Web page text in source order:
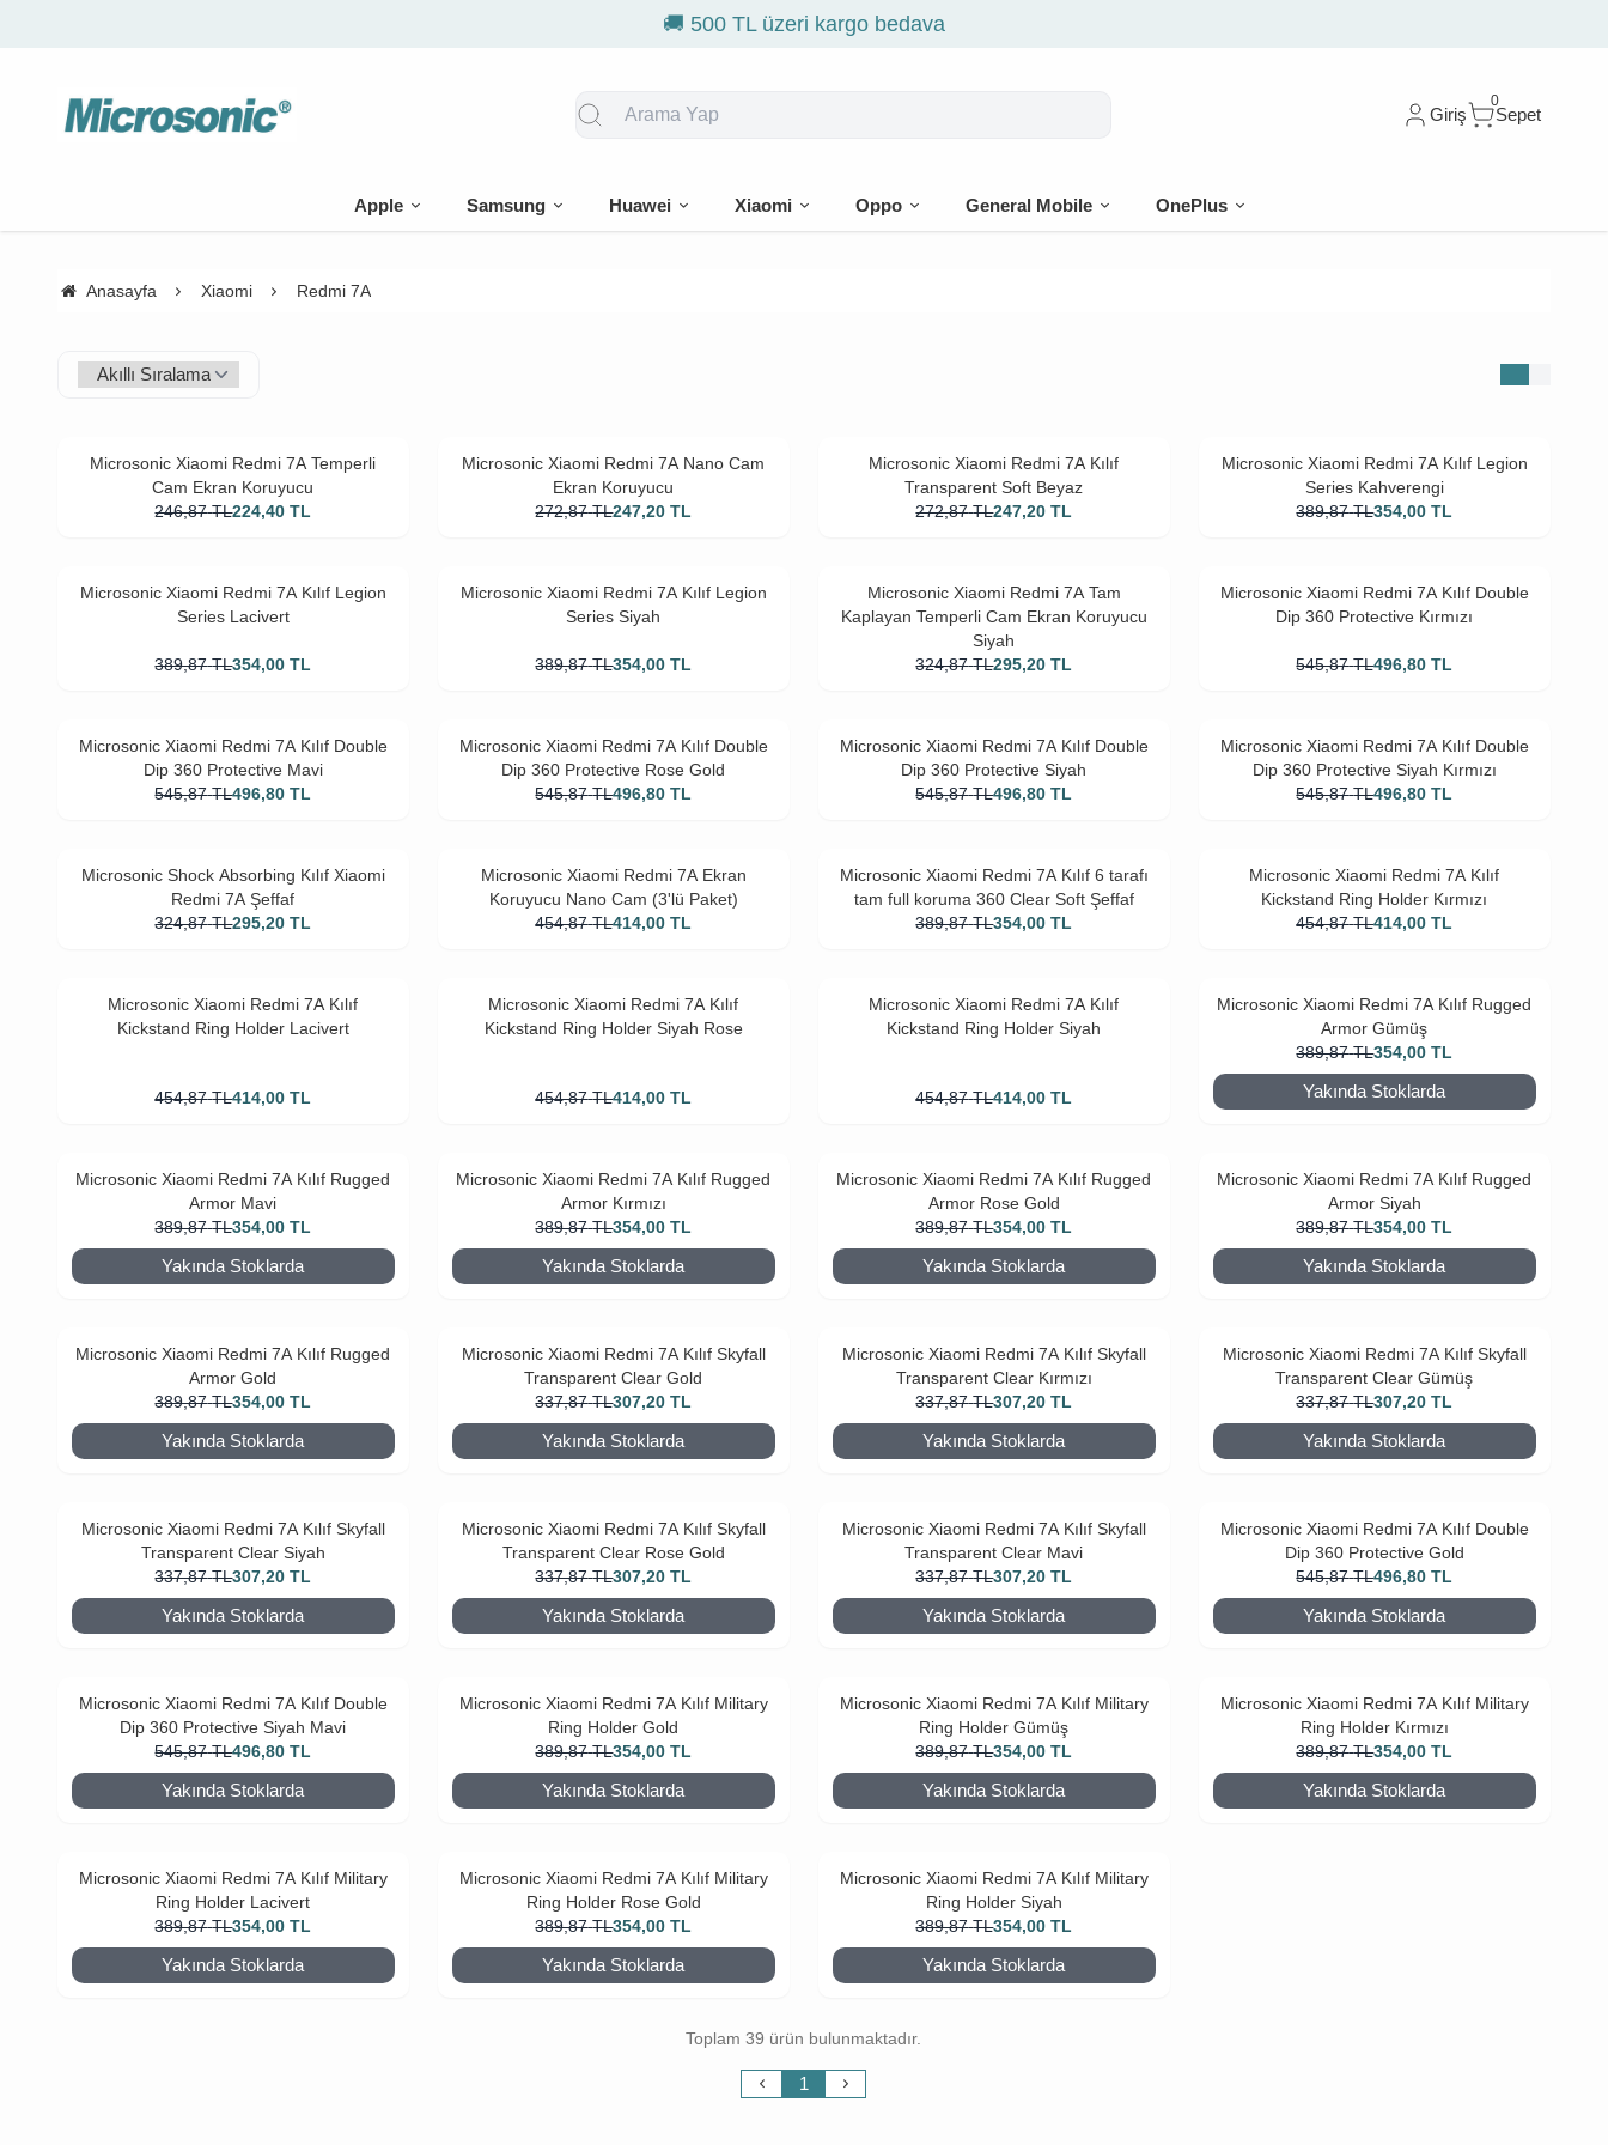
Giriş
0
Sepet
Apple Samsung Huawei Xiaomi Oppo General Mobile OnePlus
Anasayfa Xiaomi Redmi 7A
Microsonic Xiaomi Redmi 7A Temperli
Cam Ekran Koruyucu
246,87 TL224,40 TL
Microsonic Xiaomi Redmi 7A Nano Cam
Ekran Koruyucu
272,87 TL247,20 TL
Microsonic Xiaomi Redmi 7A Kılıf
Transparent Soft Beyaz
272,87 TL247,20 TL
Microsonic Xiaomi Redmi 7A Kılıf Legion
Series Kahverengi
389,87 TL354,00 TL
Microsonic Xiaomi Redmi 7A Kılıf Legion
Series Lacivert
389,87 TL354,00 TL
Microsonic Xiaomi Redmi 7A Kılıf Legion
Series Siyah
389,87 TL354,00 TL
Microsonic Xiaomi Redmi 7A Tam
Kaplayan Temperli Cam Ekran Koruyucu
Siyah
324,87 TL295,20 TL
Microsonic Xiaomi Redmi 7A Kılıf Double
Dip 360 Protective Kırmızı
545,87 TL496,80 TL
Microsonic Xiaomi Redmi 7A Kılıf Double
Dip 360 Protective Mavi
545,87 TL496,80 TL
Microsonic Xiaomi Redmi 7A Kılıf Double
Dip 360 Protective Rose Gold
545,87 TL496,80 TL
Microsonic Xiaomi Redmi 7A Kılıf Double
Dip 360 Protective Siyah
545,87 TL496,80 TL
Microsonic Xiaomi Redmi 7A Kılıf Double
Dip 360 Protective Siyah Kırmızı
545,87 TL496,80 TL
Microsonic Shock Absorbing Kılıf Xiaomi
Redmi 7A Şeffaf
324,87 TL295,20 TL
Microsonic Xiaomi Redmi 7A Ekran
Koruyucu Nano Cam (3'lü Paket)
454,87 TL414,00 TL
Microsonic Xiaomi Redmi 7A Kılıf 6 tarafı
tam full koruma 360 Clear Soft Şeffaf
389,87 TL354,00 TL
Microsonic Xiaomi Redmi 7A Kılıf
Kickstand Ring Holder Kırmızı
454,87 TL414,00 TL
Microsonic Xiaomi Redmi 7A Kılıf
Kickstand Ring Holder Lacivert
454,87 TL414,00 TL
Microsonic Xiaomi Redmi 7A Kılıf
Kickstand Ring Holder Siyah Rose
454,87 TL414,00 TL
Microsonic Xiaomi Redmi 7A Kılıf
Kickstand Ring Holder Siyah
454,87 TL414,00 TL
Microsonic Xiaomi Redmi 7A Kılıf Rugged
Armor Gümüş
389,87 TL354,00 TL
Yakında Stoklarda
Microsonic Xiaomi Redmi 7A Kılıf Rugged
Armor Mavi
389,87 TL354,00 TL
Yakında Stoklarda
Microsonic Xiaomi Redmi 7A Kılıf Rugged
Armor Kırmızı
389,87 TL354,00 TL
Yakında Stoklarda
Microsonic Xiaomi Redmi 7A Kılıf Rugged
Armor Rose Gold
389,87 TL354,00 TL
Yakında Stoklarda
Microsonic Xiaomi Redmi 7A Kılıf Rugged
Armor Siyah
389,87 TL354,00 TL
Yakında Stoklarda
Microsonic Xiaomi Redmi 7A Kılıf Rugged
Armor Gold
389,87 TL354,00 TL
Yakında Stoklarda
Microsonic Xiaomi Redmi 7A Kılıf Skyfall
Transparent Clear Gold
337,87 TL307,20 TL
Yakında Stoklarda
Microsonic Xiaomi Redmi 7A Kılıf Skyfall
Transparent Clear Kırmızı
337,87 TL307,20 TL
Yakında Stoklarda
Microsonic Xiaomi Redmi 7A Kılıf Skyfall
Transparent Clear Gümüş
337,87 TL307,20 TL
Yakında Stoklarda
Microsonic Xiaomi Redmi 7A Kılıf Skyfall
Transparent Clear Siyah
337,87 TL307,20 TL
Yakında Stoklarda
Microsonic Xiaomi Redmi 7A Kılıf Skyfall
Transparent Clear Rose Gold
337,87 TL307,20 TL
Yakında Stoklarda
Microsonic Xiaomi Redmi 7A Kılıf Skyfall
Transparent Clear Mavi
337,87 TL307,20 TL
Yakında Stoklarda
Microsonic Xiaomi Redmi 7A Kılıf Double
Dip 360 Protective Gold
545,87 TL496,80 TL
Yakında Stoklarda
Microsonic Xiaomi Redmi 7A Kılıf Double
Dip 360 Protective Siyah Mavi
545,87 TL496,80 TL
Yakında Stoklarda
Microsonic Xiaomi Redmi 7A Kılıf Military
Ring Holder Gold
389,87 TL354,00 TL
Yakında Stoklarda
Microsonic Xiaomi Redmi 7A Kılıf Military
Ring Holder Gümüş
389,87 TL354,00 TL
Yakında Stoklarda
Microsonic Xiaomi Redmi 7A Kılıf Military
Ring Holder Kırmızı
389,87 TL354,00 TL
Yakında Stoklarda
Microsonic Xiaomi Redmi 7A Kılıf Military
Ring Holder Lacivert
389,87 TL354,00 TL
Yakında Stoklarda
Microsonic Xiaomi Redmi 7A Kılıf Military
Ring Holder Rose Gold
389,87 TL354,00 TL
Yakında Stoklarda
Microsonic Xiaomi Redmi 7A Kılıf Military
Ring Holder Siyah
389,87 TL354,00 TL
Yakında Stoklarda
Toplam 39 ürün bulunmaktadır.
1